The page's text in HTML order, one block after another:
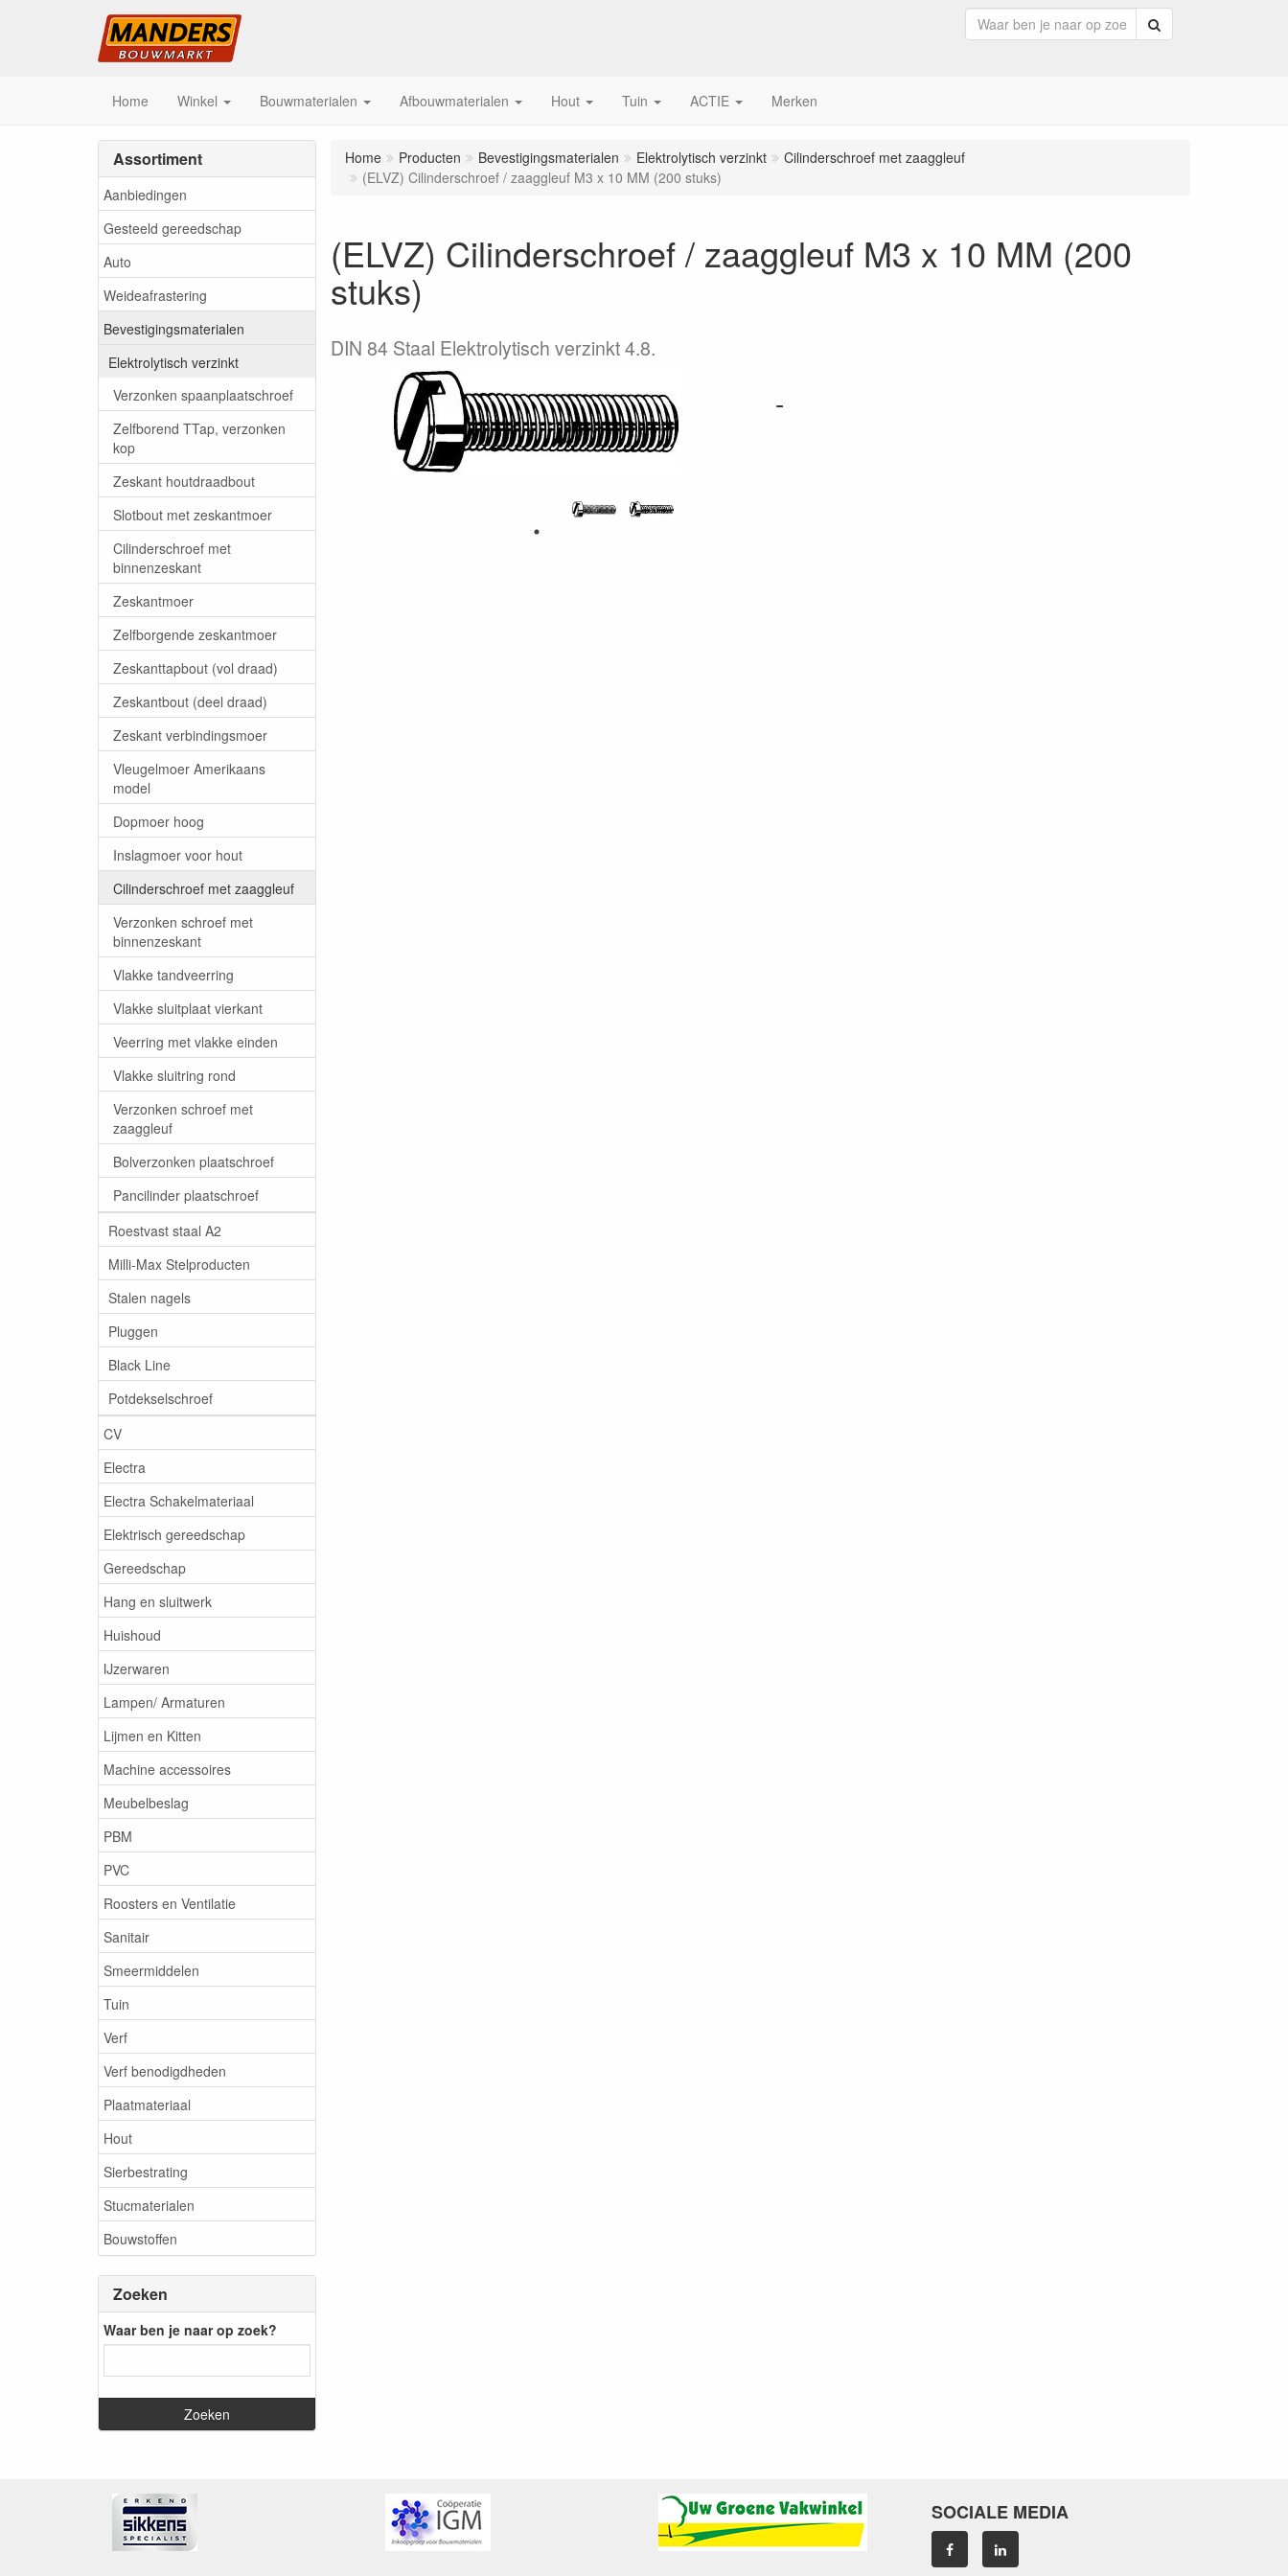
Home Winkel Bouwmaterialen Afbouwmaterialen Hout Tuin ACTIE Merken
Assortiment
Aanbiedingen
Gesteeld gereedschap
Auto
Weideafrastering
Bevestigingsmaterialen
Elektrolytisch verzinkt
Verzonken spaanplaatschroef
Zelfborend TTap, verzonken
kop
Zeskant houtdraadbout
Slotbout met zeskantmoer
Cilinderschroef met
binnenzeskant
Zeskantmoer
Zelfborgende zeskantmoer
Zeskanttapbout (vol draad)
Zeskantbout (deel draad)
Zeskant verbindingsmoer
Vleugelmoer Amerikaans
model
Dopmoer hoog
Inslagmoer voor hout
Cilinderschroef met zaaggleuf
Verzonken schroef met
binnenzeskant
Vlakke tandveerring
Vlakke sluitplaat vierkant
Veerring met vlakke einden
Vlakke sluitring rond
Verzonken schroef met
zaaggleuf
Bolverzonken plaatschroef
Pancilinder plaatschroef
Roestvast staal A2
Milli-Max Stelproducten
Stalen nagels
Pluggen
Black Line
Potdekselschroef
CV
Electra
Electra Schakelmateriaal
Elektrisch gereedschap
Gereedschap
Hang en sluitwerk
Huishoud
IJzerwaren
Lampen/ Armaturen
Lijmen en Kitten
Machine accessoires
Meubelbeslag
PBM
PVC
Roosters en Ventilatie
Sanitair
Smeermiddelen
Tuin
Verf
Verf benodigdheden
Plaatmateriaal
Hout
Sierbestrating
Stucmaterialen
Bouwstoffen
Zoeken
Waar ben je naar op zoek?
Home Producten Bevestigingsmaterialen Elektrolytisch verzinkt
Cilinderschroef met zaaggleuf
(ELVZ) Cilinderschroef / zaaggleuf M3 x 10 MM (200 stuks)
(ELVZ) Cilinderschroef / zaaggleuf M3 x 10 MM (200
stuks)
DIN 84 Staal Elektrolytisch verzinkt 4.8.
-
SOCIALE MEDIA